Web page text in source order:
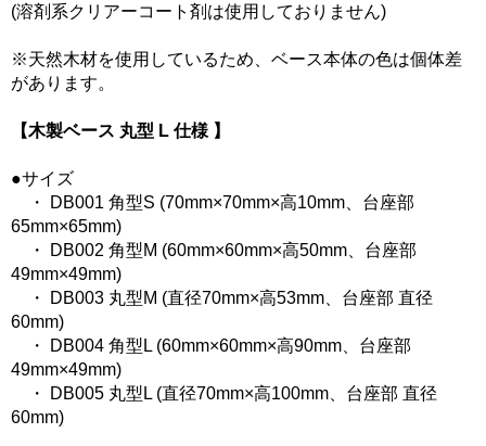
(溶剤系クリアーコート剤は使用しておりません)
※天然木材を使用しているため、ベース本体の色は個体差
があります。
【木製ベース 丸型 L 仕様 】
●サイズ
・ DB001 角型S (70mm×70mm×高10mm、台座部
65mm×65mm)
・ DB002 角型M (60mm×60mm×高50mm、台座部
49mm×49mm)
・ DB003 丸型M (直径70mm×高53mm、台座部 直径
60mm)
・ DB004 角型L (60mm×60mm×高90mm、台座部
49mm×49mm)
・ DB005 丸型L (直径70mm×高100mm、台座部 直径
60mm)